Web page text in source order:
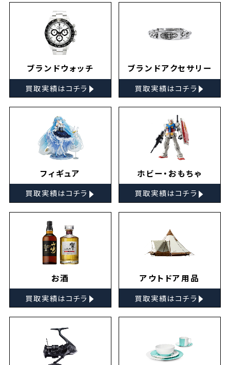
ブランドウォッチ
買取実績はコチラ ▸
ブランドアクセサリー
買取実績はコチラ ▸
フィギュア
買取実績はコチラ ▸
ホビー・おもちゃ
買取実績はコチラ ▸
お酒
買取実績はコチラ ▸
アウトドア用品
買取実績はコチラ ▸